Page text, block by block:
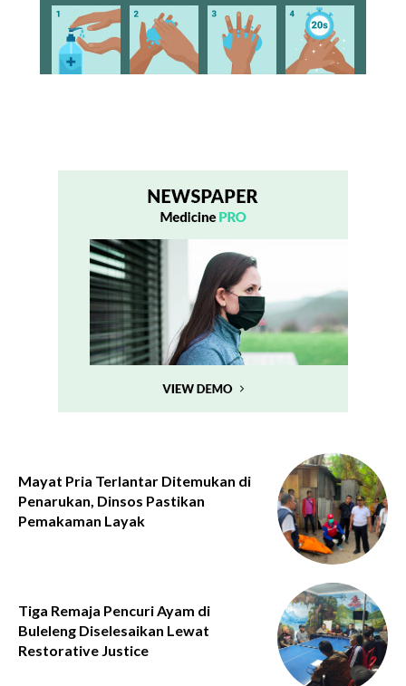
Mayat Pria Terlantar Ditemukan di
Penarukan, Dinsos Pastikan
Pemakaman Layak
Tiga Remaja Pencuri Ayam di
Buleleng Diselesaikan Lewat
Restorative Justice